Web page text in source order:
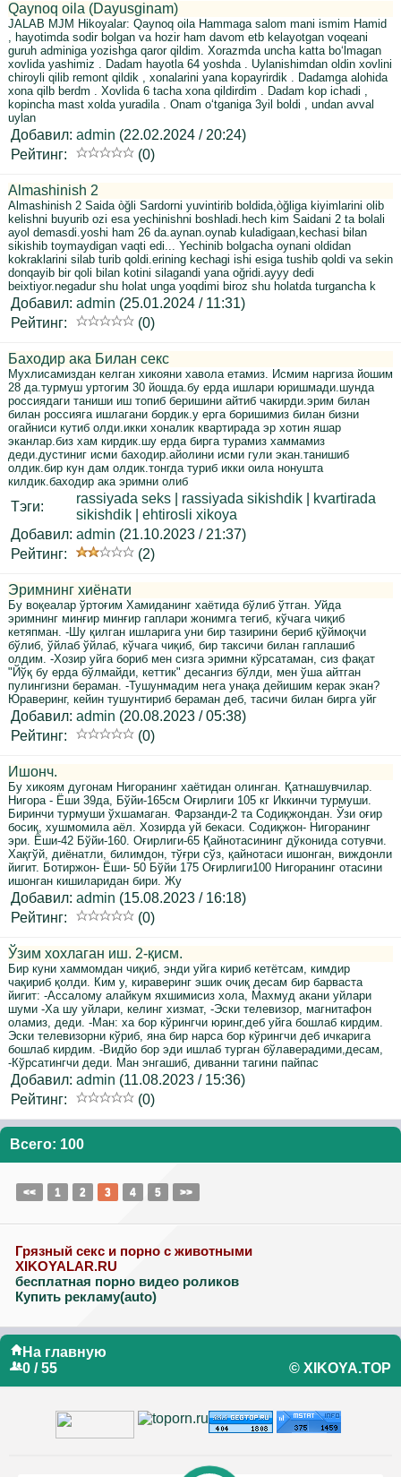
Qaynoq oila (Dayusginam)
JALAB MJM Hikoyalar: Qaynoq oila Hammaga salom mani ismim Hamid
, hayotimda sodir bolgan va hozir ham davom etb kelayotgan voqeani
guruh adminiga yozishga qaror qildim. Xorazmda uncha katta boʻlmagan
xovlida yashimiz . Dadam hayotla 64 yoshda . Uylanishimdan oldin xovlini
chiroyli qilib remont qildik , xonalarini yana kopayrirdik . Dadamga alohida
xona qilb berdm . Xovlida 6 tacha xona qildirdim . Dadam kop ichadi ,
kopincha mast xolda yuradila . Onam oʻtganiga 3yil boldi , undan avval
uylan
Добавил: admin (22.02.2024 / 20:24)
Рейтинг:
(0)
Almashinish 2
Almashinish 2 Saida òğli Sardorni yuvintirib boldida,òğliga kiyimlarini olib
kelishni buyurib ozi esa yechinishni boshladi.hech kim Saidani 2 ta bolali
ayol demasdi.yoshi ham 26 da.aynan.oynab kuladigaan,kechasi bilan
sikishib toymaydigan vaqti edi... Yechinib bolgacha oynani oldidan
kokraklarini silab turib qoldi.erining kechagi ishi esiga tushib qoldi va sekin
donqayib bir qoli bilan kotini silagandi yana oğridi.ayyy dedi
beixtiyor.negadur shu holat unga yoqdimi biroz shu holatda turgancha k
Добавил: admin (25.01.2024 / 11:31)
Рейтинг:
(0)
Баходир ака Билан секс
Mухлисамиздан келган хикояни хавола етамиз. Исмим наргиза йошим
28 да.турмуш уртогим 30 йошда.бу ерда ишлари юришмади.шунда
россиядаги таниши иш топиб беришини айтиб чакирди.эрим билан
билан россияга ишлагани бордик.у ерга боришимиз билан бизни
огайниси кутиб олди.икки хоналик квартирада эр хотин яшар
эканлар.биз хам кирдик.шу ерда бирга турамиз хаммамиз
деди.дустиниг исми баходир.айолини исми гули экан.танишиб
олдик.бир кун дам олдик.тонгда туриб икки оила нонушта
килдик.баходир ака эримни олиб
Тэги:
rassiyada seks rassiyada sikishdik
kvartirada
sikishdik
ehtirosli xikoya
Добавил: admin (21.10.2023 / 21:37)
Рейтинг:
(2)
Эримнинг хиёнати
Бу воқеалар ўртоғим Хамиданинг хаётида бўлиб ўтган. Уйда
эримнинг минғир минғир гаплари жонимга тегиб, кўчага чиқиб
кетяпман. -Шу қилган ишларига уни бир тазирини бериб қўймоқчи
бўлиб, ўйлаб ўйлаб, кўчага чиқиб, бир таксичи билан гаплашиб
олдим. -Хозир уйга бориб мен сизга эримни кўрсатаман, сиз фақат
"Йўқ бу ерда бўлмайди, кеттик" десангиз бўлди, мен ўша айтган
пулингизни бераман. -Тушунмадим нега унақа дейишим керак экан?
Юраверинг, кейин тушунтириб бераман деб, тасичи билан бирга уйг
Добавил: admin (20.08.2023 / 05:38)
Рейтинг:
(0)
Ишонч.
Бу хикоям дугонам Нигоранинг хаётидан олинган. Қатнашувчилар.
Нигора - Ёши 39да, Бўйи-165см Оғирлиги 105 кг Иккинчи турмуши.
Биринчи турмуши ўхшамаган. Фарзанди-2 та Содиқжондан. Ўзи оғир
босиқ, хушмомила аёл. Хозирда уй бекаси. Содиқжон- Нигоранинг
эри. Ёши-42 Бўйи-160. Оғирлиги-65 Қайнотасининг дўконида сотувчи.
Хақгўй, диёнатли, билимдон, тўғри сўз, қайнотаси ишонган, виждонли
йигит. Ботиржон- Ёши- 50 Бўйи 175 Оғирлиги100 Нигоранинг отасини
ишонган кишиларидан бири. Жу
Добавил: admin (15.08.2023 / 16:18)
Рейтинг:
(0)
Ўзим хохлаган иш. 2-қисм.
Бир куни хаммомдан чиқиб, энди уйга кириб кетётсам, кимдир
чақириб қолди. Ким у, кираверинг эшик очиқ десам бир барваста
йигит: -Ассалому алайкум яхшимисиз хола, Махмуд акани уйлари
шуми -Ха шу уйлари, келинг хизмат, -Эски телевизор, магнитафон
оламиз, деди. -Ман: ха бор кўрингчи юринг,деб уйга бошлаб кирдим.
Эски телевизорни кўриб, яна бир нарса бор кўрингчи деб ичкарига
бошлаб кирдим. -Видйо бор эди ишлаб турган бўлаверадими,десам,
-Кўрсатингчи деди. Ман энгашиб, диванни тагини пайпас
Добавил: admin (11.08.2023 / 15:36)
Рейтинг:
(0)
Всего: 100
<< 1 2 3 4 5 >>
Грязный секс и порно с животными
XIKOYALAR.RU
бесплатная порно видео роликов
Купить рекламу(auto)
На главную
0 / 55
© XIKOYA.TOP